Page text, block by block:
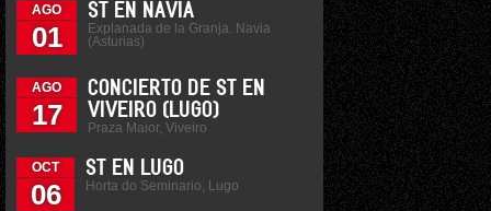
AGO
01
ST EN NAVIA
Explanada de la Granja. Navia
(Asturias)
AGO
17
CONCIERTO DE ST EN
VIVEIRO (LUGO)
Praza Maior, Viveiro
OCT
06
ST EN LUGO
Horta do Seminario, Lugo